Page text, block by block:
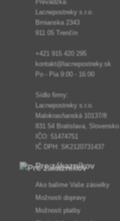
Prevádzka:
Lacnepostreky s.r.o.
Brnianska 2343
911 05 Trenčín
+421 915 420 295
kontakt@lacnepostreky.sk
Po - Pia 9:00 - 16:00
Sídlo firmy:
Lacnepostreky s.r.o.
Malokrasňanská 10137/8
831 54 Bratislava, Slovensko
IČO: 51474751
IČ DPH: SK2120731437
Pre zákazníkov
Ako balíme Vaše zásielky
Možnosti dopravy
Možnosti platby